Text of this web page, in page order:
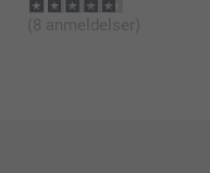
(8 anmeldelser)